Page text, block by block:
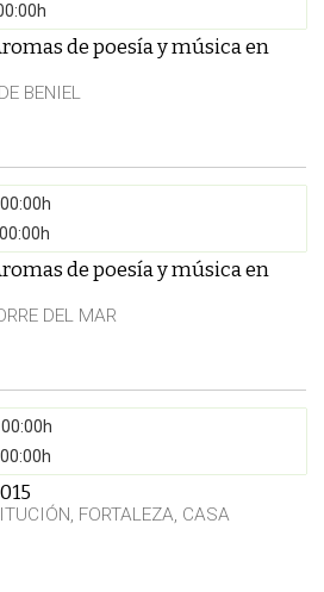
de poesía y música en
BENIEL
de poesía y música en
DEL MAR
FORTALEZA, CASA